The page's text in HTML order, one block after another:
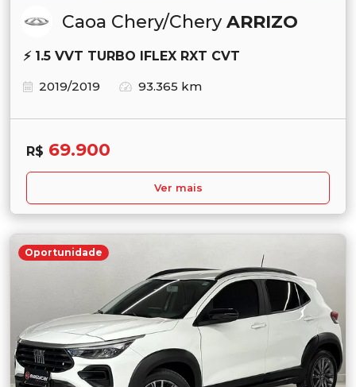
Caoa Chery/CheryARRIZO
⚡ 1.5 VVT TURBO IFLEX RXT CVT
2019/2019
93.365 km
R$ 69.900
Ver mais
Oportunidade